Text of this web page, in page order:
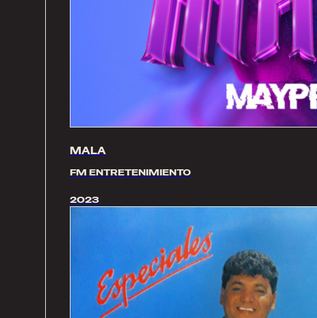
MALA
FM ENTRETENIMIENTO
2023